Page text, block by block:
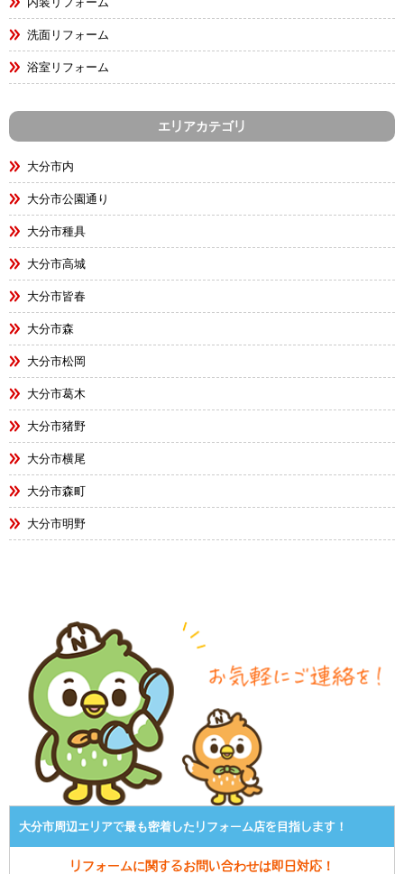
洗面リフォーム
浴室リフォーム
エリアカテゴリ
大分市内
大分市公園通り
大分市種具
大分市高城
大分市皆春
大分市森
大分市松岡
大分市葛木
大分市猪野
大分市横尾
大分市森町
大分市明野
大分市周辺エリアで最も密着したリフォーム店を目指します！
リフォームに関するお問い合わせは即日対応！